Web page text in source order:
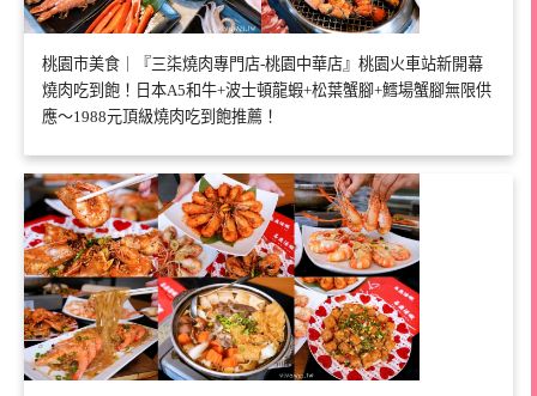
桃園市美食｜『三柒燒肉專門店-桃園中華店』桃園火車站新開幕
燒肉吃到飽！日本A5和牛+波士頓龍蝦+松葉蟹腳+鱈場蟹腳無限供
應～1988元頂級燒肉吃到飽推薦！